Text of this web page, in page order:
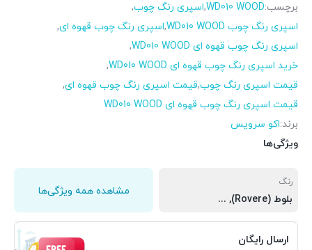
برچسب:WD010 WOOD
,اسپری رنگ چوب,
اسپری رنگ چوب WD010 WOOD
,اسپری رنگ چوب قهوه ای,
اسپری رنگ چوب قهوه ای WD010 WOOD
,
خرید اسپری رنگ چوب قهوه ای WD010 WOOD
,
قیمت اسپری رنگ چوب,قیمت اسپری رنگ چوب قهوه ای,
قیمت اسپری رنگ چوب قهوه ای WD010 WOOD
برند:اکو سرویس
ویژگی‌ها
رنگ
بلوط (Rovere) ,
شفاف براق (Trasparente Lucido) گردوی تیره (Noce Scuro)
مشاهده همه ویژگی‌ها
ارسال رایگان